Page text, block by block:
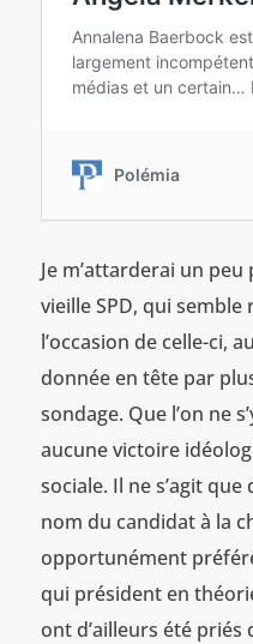
Je m’attarderai un
vieille SPD, qui
l’occasion de celle-ci,
donnée en tête par
sondage. Que l’on ne
aucune victoire
sociale. Il ne s’agit que
nom du candidat à la
opportunément
qui président en
ont d’ailleurs été priés